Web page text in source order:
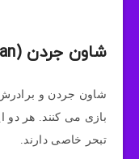
شاون جردن (Shawn Jordan)
بازی می کنند. هر دو
تبحر خاصی دارند.